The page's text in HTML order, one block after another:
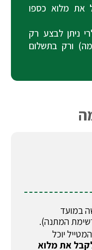
את מלוא כספו
ניתן לבצע רק
ורק בתשלום
במועד
המתנה).
יוכל
את מלוא